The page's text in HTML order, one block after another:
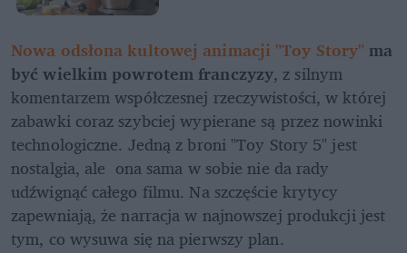
Nowa odsłona kultowej animacji "Toy Story" ma
być wielkim powrotem franczyzy, z silnym
komentarzem współczesnej rzeczywistości, w której
zabawki coraz szybciej wypierane są przez nowinki
technologiczne. Jedną z broni "Toy Story 5" jest
nostalgia, ale  ona sama w sobie nie da rady
udźwignąć całego filmu. Na szczęście krytycy
zapewniają, że narracja w najnowszej produkcji jest
tym, co wysuwa się na pierwszy plan.